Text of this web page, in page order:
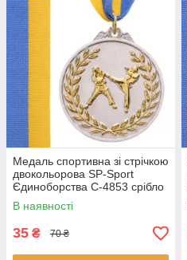
Медаль спортивна зі стрічкою
двокольорова SP-Sport
Єдиноборства C-4853 срібло
В наявності
35 ₴ 70 ₴